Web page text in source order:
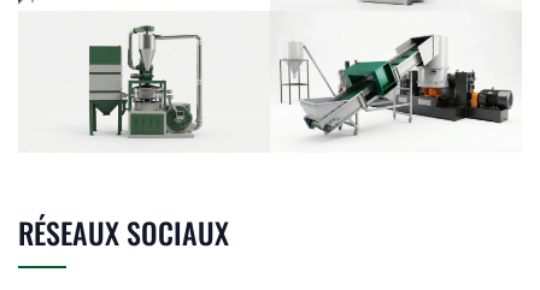
RÉSEAUX SOCIAUX